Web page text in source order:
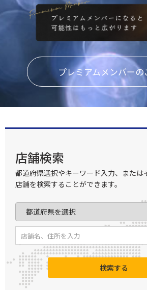
プレミアムメンバーの
店舗検索
都道府県選択やキーワード入力、または
店舗を検索することができます。
検索する